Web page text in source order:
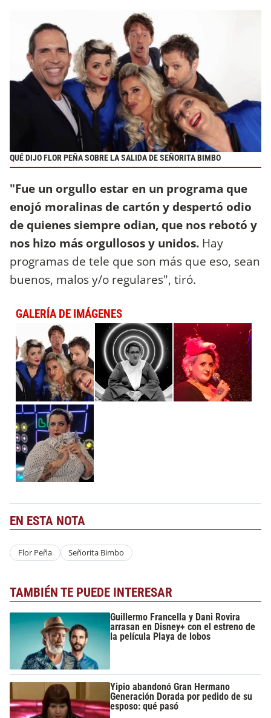
QUÉ DIJO FLOR PEÑA SOBRE LA SALIDA DE SEÑORITA BIMBO
"Fue un orgullo estar en un programa que
enojó moralinas de cartón y despertó odio
de quienes siempre odian, que nos rebotó y
nos hizo más orgullosos y unidos. Hay
programas de tele que son más que eso, sean
buenos, malos y/o regulares", tiró.
GALERÍA DE IMÁGENES
EN ESTA NOTA
Flor Peña Señorita Bimbo
TAMBIÉN TE PUEDE INTERESAR
Guillermo Francella y Dani Rovira
arrasan en Disney+ con el estreno de
la película Playa de lobos
Yipio abandonó Gran Hermano
Generación Dorada por pedido de su
esposo: qué pasó